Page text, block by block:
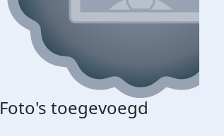
Foto's toegevoegd